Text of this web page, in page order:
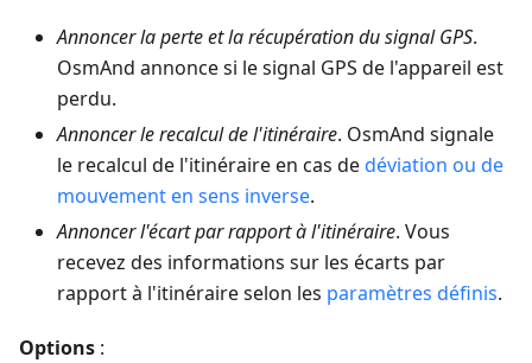
Annoncer la perte et la récupération du signal GPS.
OsmAnd annonce si le signal GPS de l'appareil est
perdu.
Annoncer le recalcul de l'itinéraire. OsmAnd signale
le recalcul de l'itinéraire en cas dedéviation ou de
mouvement en sens inverse.
Annoncer l'écart par rapport à l'itinéraire. Vous
recevez des informations sur les écarts par
rapport à l'itinéraire selon les paramètres définis.
Options :